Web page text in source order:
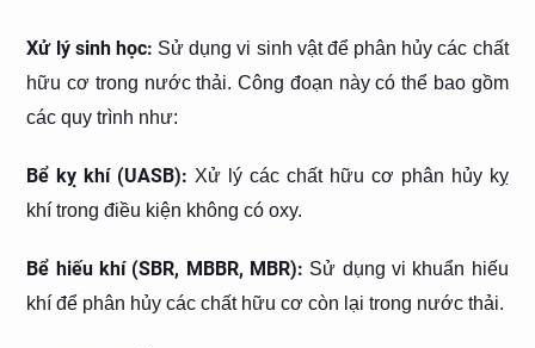
Xử lý sinh học: Sử dụng vi sinh vật để phân hủy các chất
hữu cơ trong nước thải. Công đoạn này có thể bao gồm
các quy trình như:
Bể kỵ khí (UASB): Xử lý các chất hữu cơ phân hủy kỵ
khí trong điều kiện không có oxy.
Bể hiếu khí (SBR, MBBR, MBR): Sử dụng vi khuẩn hiếu
khí để phân hủy các chất hữu cơ còn lại trong nước thải.